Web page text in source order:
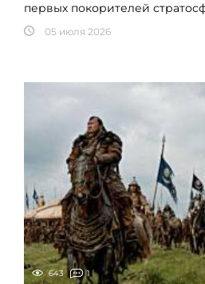
первых покорителей
05 июля 2026
643 1